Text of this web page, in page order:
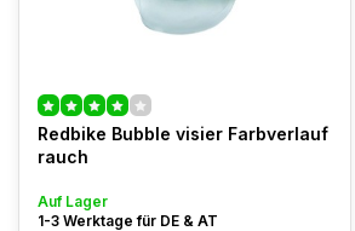
Redbike Bubble visier Farbverlauf
rauch
Auf Lager
1-3 Werktage für DE & AT